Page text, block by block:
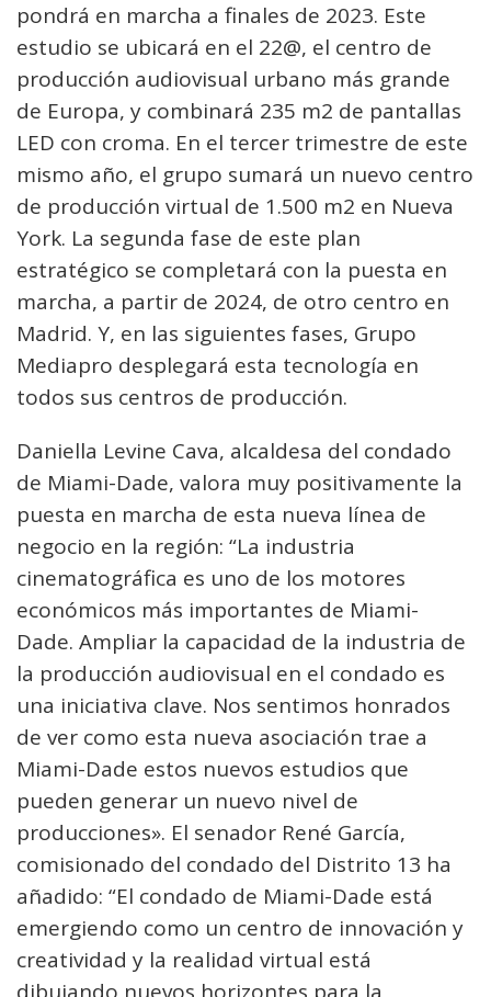
pondrá en marcha a finales de 2023. Este
estudio se ubicará en el 22@, el centro de
producción audiovisual urbano más grande
de Europa, y combinará 235 m2 de pantallas
LED con croma. En el tercer trimestre de este
mismo año, el grupo sumará un nuevo centro
de producción virtual de 1.500 m2 en Nueva
York. La segunda fase de este plan
estratégico se completará con la puesta en
marcha, a partir de 2024, de otro centro en
Madrid. Y, en las siguientes fases, Grupo
Mediapro desplegará esta tecnología en
todos sus centros de producción.
Daniella Levine Cava, alcaldesa del condado
de Miami-Dade, valora muy positivamente la
puesta en marcha de esta nueva línea de
negocio en la región: “La industria
cinematográfica es uno de los motores
económicos más importantes de Miami-
Dade. Ampliar la capacidad de la industria de
la producción audiovisual en el condado es
una iniciativa clave. Nos sentimos honrados
de ver como esta nueva asociación trae a
Miami-Dade estos nuevos estudios que
pueden generar un nuevo nivel de
producciones». El senador René García,
comisionado del condado del Distrito 13 ha
añadido: “El condado de Miami-Dade está
emergiendo como un centro de innovación y
creatividad y la realidad virtual está